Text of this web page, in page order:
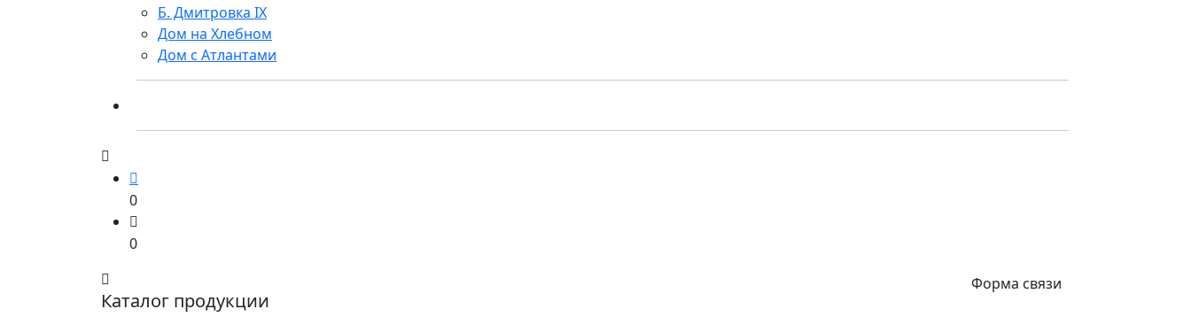
Б. Дмитровка IX
Дом на Хлебном
Дом с Атлантами
0
0
Каталог продукции
Форма связи